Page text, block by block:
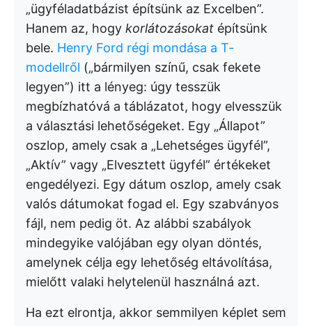
„ügyféladatbázist építsünk az Excelben”.
Hanem az, hogy korlátozásokat építsünk
bele. Henry Ford régi mondása a T-
modellről („bármilyen színű, csak fekete
legyen”) itt a lényeg: úgy tesszük
megbízhatóvá a táblázatot, hogy elvesszük
a választási lehetőségeket. Egy „Állapot”
oszlop, amely csak a „Lehetséges ügyfél”,
„Aktív” vagy „Elvesztett ügyfél” értékeket
engedélyezi. Egy dátum oszlop, amely csak
valós dátumokat fogad el. Egy szabványos
fájl, nem pedig öt. Az alábbi szabályok
mindegyike valójában egy olyan döntés,
amelynek célja egy lehetőség eltávolítása,
mielőtt valaki helytelenül használná azt.
Ha ezt elrontja, akkor semmilyen képlet sem